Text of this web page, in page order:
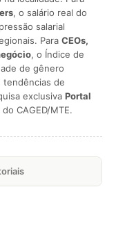
, o salário real do
salarial
Para CEOs,
, o Índice de
de gênero
tendências de
exclusiva Portal
CAGED/MTE.